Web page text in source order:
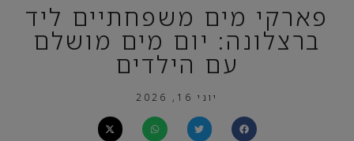
פארקי מים משפחתיים ליד
ברצלונה: יום מים מושלם
עם הילדים
יוני 16, 2026